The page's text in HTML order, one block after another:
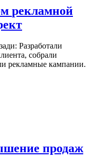
рекламной
Разработали
собрали
рекламные кампании.
продаж